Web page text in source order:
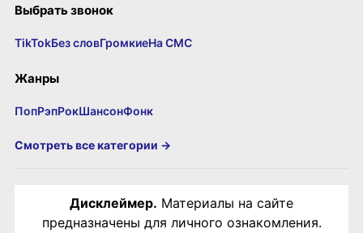
Выбрать звонок
TikTokБез словГромкиеНа СМС
Жанры
ПопРэпРокШансонФонк
Смотреть все категории →
Дисклеймер. Материалы на сайте
предназначены для личного ознакомления.